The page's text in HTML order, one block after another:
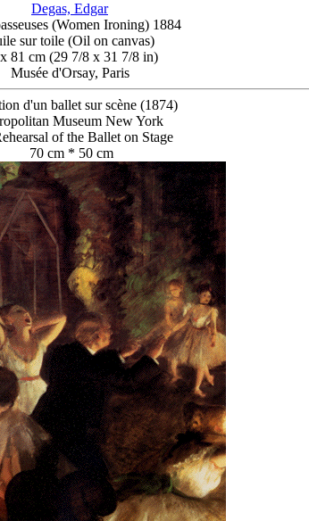
Degas, Edgar
(Women Ironing) 1884
sur toile (Oil on canvas)
81 cm (29 7/8 x 31 7/8 in)
Musée d'Orsay, Paris
d'un ballet sur scène (1874)
Museum New York
of the Ballet on Stage
70 cm * 50 cm